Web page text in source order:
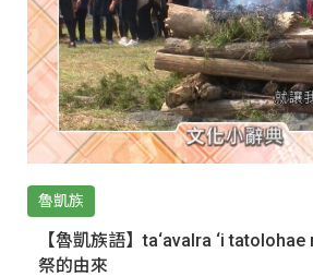
魯凱族
【魯凱族語】ta‘avalra ‘i
祭的由來